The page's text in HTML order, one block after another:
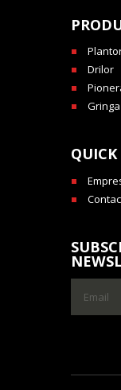
Drilor
Gringa